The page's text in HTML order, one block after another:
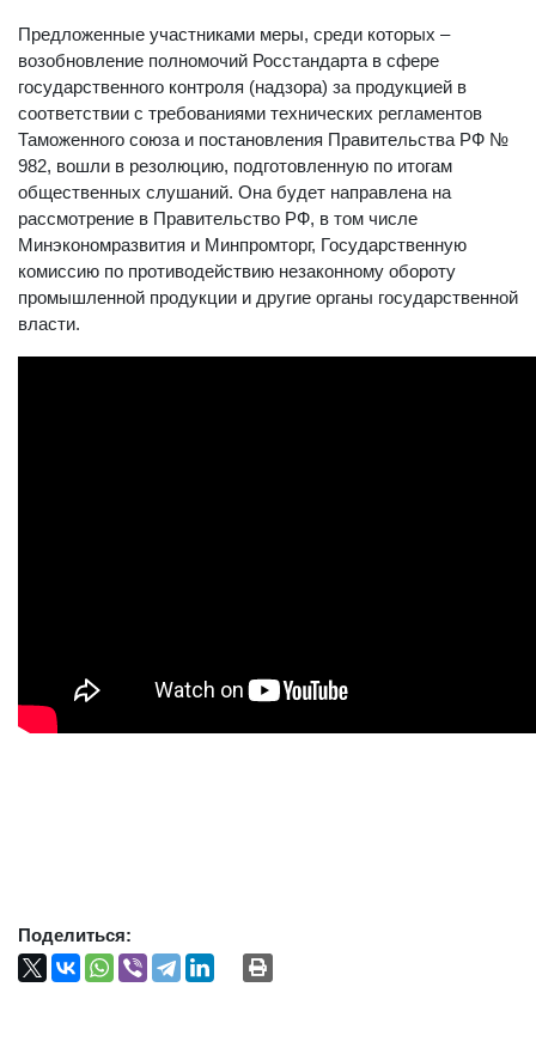
Предложенные участниками меры, среди которых –
возобновление полномочий Росстандарта в сфере
государственного контроля (надзора) за продукцией в
соответствии с требованиями технических регламентов
Таможенного союза и постановления Правительства РФ №
982, вошли в резолюцию, подготовленную по итогам
общественных слушаний. Она будет направлена на
рассмотрение в Правительство РФ, в том числе
Минэкономразвития и Минпромторг, Государственную
комиссию по противодействию незаконному обороту
промышленной продукции и другие органы государственной
власти.
Поделиться: